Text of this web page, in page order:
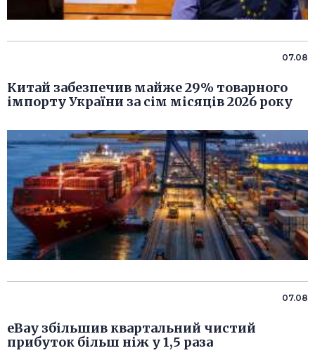
07.08
Китай забезпечив майже 29% товарного
імпорту України за сім місяців 2026 року
07.08
eBay збільшив квартальний чистий
прибуток більш ніж у 1,5 раза